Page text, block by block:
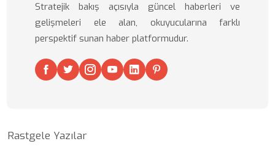
Stratejik bakış açısıyla güncel haberleri ve
gelişmeleri ele alan, okuyucularına farklı
perspektif sunan haber platformudur.
Rastgele Yazılar